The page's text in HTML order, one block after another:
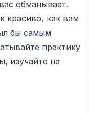
обманывает.
красиво, как вам
бы самым
практику
изучайте на